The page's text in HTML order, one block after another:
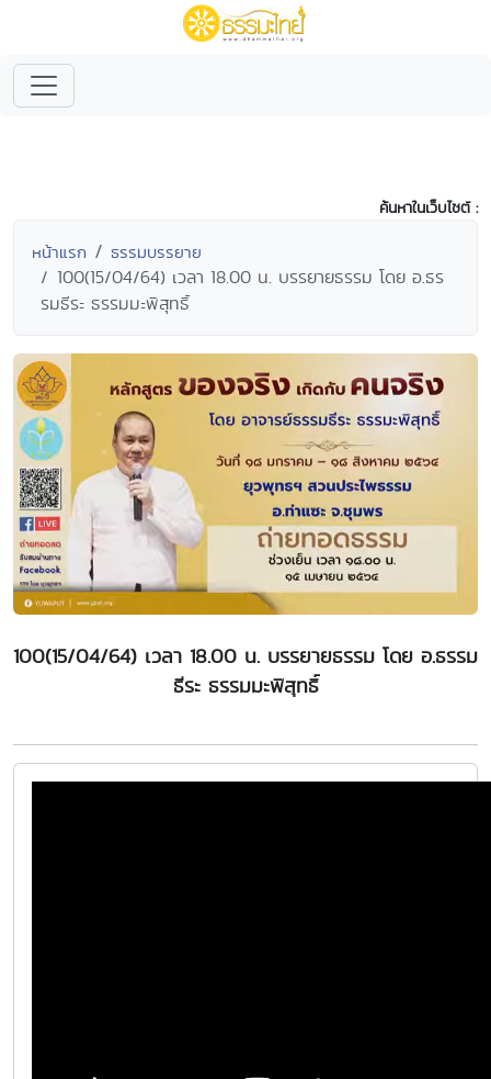
ค้นหาในเว็บไซต์ :
หน้าแรก ธรรมบรรยาย
100(15/04/64) เวลา 18.00 น. บรรยายธรรม โดย อ.ธร
รมธีระ ธรรมมะพิสุทธิ์
100(15/04/64) เวลา 18.00 น. บรรยายธรรม โดย อ.ธรรม
ธีระ ธรรมมะพิสุทธิ์